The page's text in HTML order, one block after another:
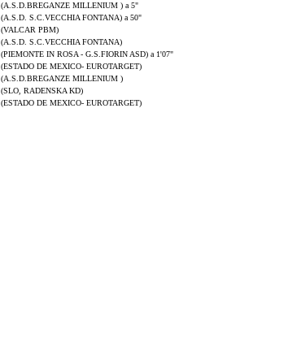
(A.S.D.BREGANZE MILLENIUM ) a 5"
(A.S.D. S.C.VECCHIA FONTANA) a 50"
(VALCAR PBM)
(A.S.D. S.C.VECCHIA FONTANA)
(PIEMONTE IN ROSA - G.S.FIORIN ASD) a 1'07"
(ESTADO DE MEXICO- EUROTARGET)
(A.S.D.BREGANZE MILLENIUM )
(SLO, RADENSKA KD)
(ESTADO DE MEXICO- EUROTARGET)